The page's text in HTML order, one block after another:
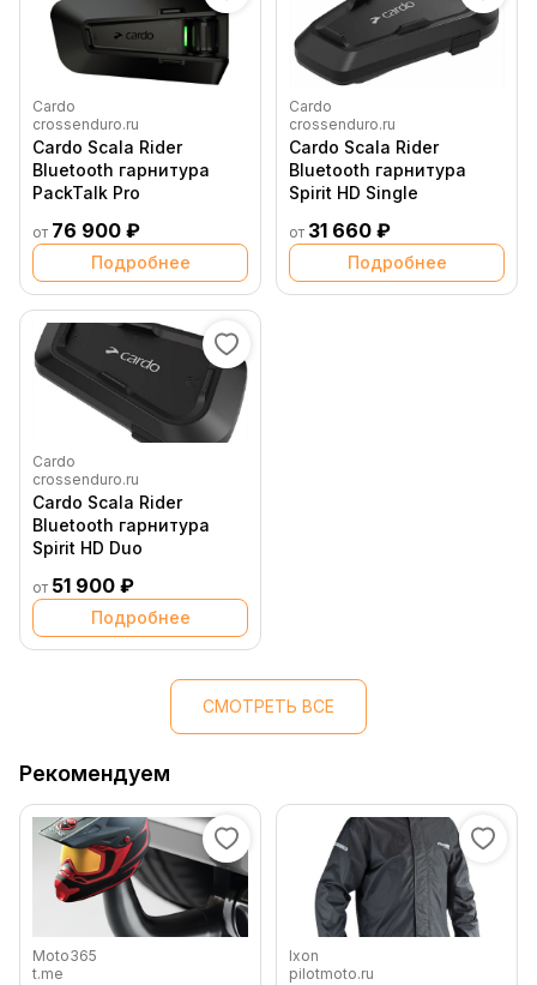
Cardo
crossenduro.ru
Cardo Scala Rider
Bluetooth гарнитура
PackTalk Pro
от 76 900 ₽
Подробнее
Cardo
crossenduro.ru
Cardo Scala Rider
Bluetooth гарнитура
Spirit HD Single
от 31 660 ₽
Подробнее
Cardo
crossenduro.ru
Cardo Scala Rider
Bluetooth гарнитура
Spirit HD Duo
от 51 900 ₽
Подробнее
СМОТРЕТЬ ВСЕ
Рекомендуем
Moto365
t.me
Ixon
pilotmoto.ru